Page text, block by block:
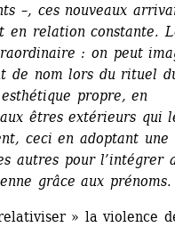
–, ces nouveaux
en relation constante.
: on peut
de nom lors du rituel
propre, en
êtres extérieurs qui
ceci en adoptant une
autres pour l’intégrer
grâce aux
» la violence